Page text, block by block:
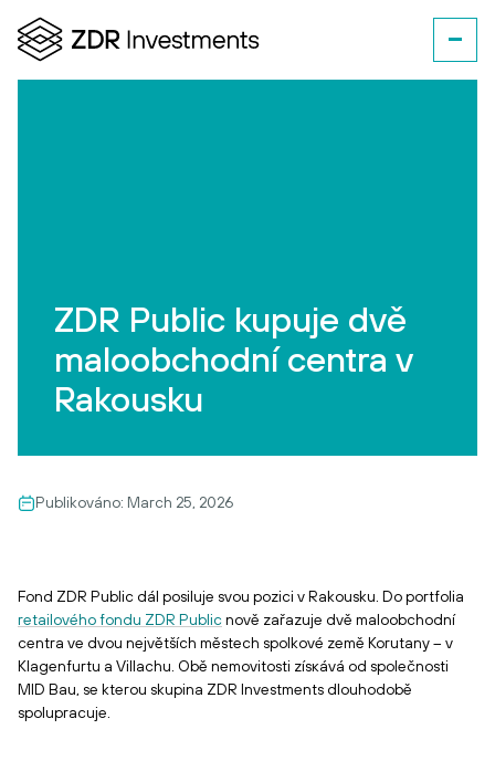
ZDR Public kupuje dvě
maloobchodní centra v
Rakousku
Publikováno: March 25, 2026
Fond ZDR Public dál posiluje svou pozici v Rakousku. Do portfolia
retailového fondu ZDR Public nově zařazuje dvě maloobchodní
centra ve dvou největších městech spolkové země Korutany – v
Klagenfurtu a Villachu. Obě nemovitosti zísкává od společnosti
MID Bau, se kterou skupina ZDR Investments dlouhodobě
spolupracuje.